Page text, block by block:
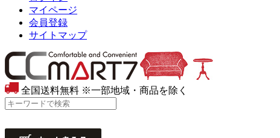
マイページ
会員登録
サイトマップ
全国送料無料 ※一部地域・商品を除く